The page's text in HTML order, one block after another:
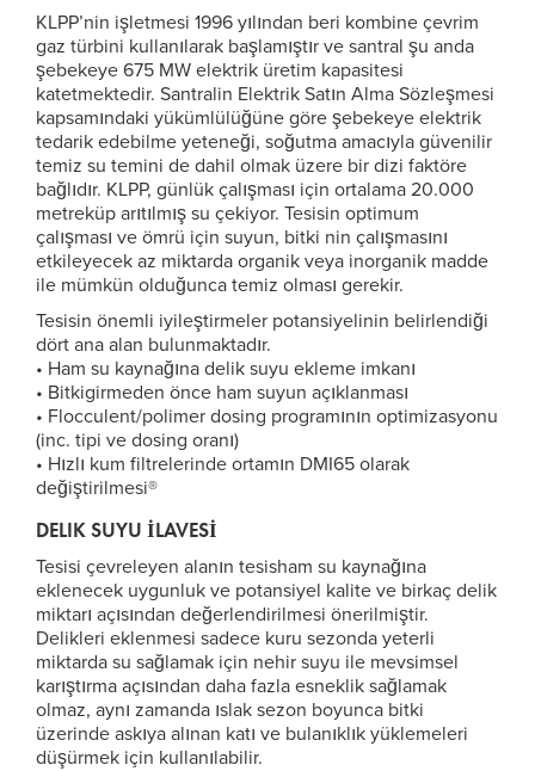
KLPP’nin işletmesi 1996 yılından beri kombine çevrim
gaz türbini kullanılarak başlamıştır ve santral şu anda
şebekeye 675 MW elektrik üretim kapasitesi
katetmektedir. Santralin Elektrik Satın Alma Sözleşmesi
kapsamındaki yükümlülüğüne göre şebekeye elektrik
tedarik edebilme yeteneği, soğutma amacıyla güvenilir
temiz su temini de dahil olmak üzere bir dizi faktöre
bağlıdır. KLPP, günlük çalışması için ortalama 20.000
metreküp arıtılmış su çekiyor. Tesisin optimum
çalışması ve ömrü için suyun, bitki nin çalışmasını
etkileyecek az miktarda organik veya inorganik madde
ile mümkün olduğunca temiz olması gerekir.
Tesisin önemli iyileştirmeler potansiyelinin belirlendiği
dört ana alan bulunmaktadır.
• Ham su kaynağına delik suyu ekleme imkanı
• Bitkigirmeden önce ham suyun açıklanması
• Flocculent/polimer dosing programının optimizasyonu
(inc. tipi ve dosing oranı)
• Hızlı kum filtrelerinde ortamın DMI65 olarak
değiştirilmesi®
DELIK SUYU İLAVESİ
Tesisi çevreleyen alanın tesisham su kaynağına
eklenecek uygunluk ve potansiyel kalite ve birkaç delik
miktarı açısından değerlendirilmesi önerilmiştir.
Delikleri eklenmesi sadece kuru sezonda yeterli
miktarda su sağlamak için nehir suyu ile mevsimsel
karıştırma açısından daha fazla esneklik sağlamak
olmaz, aynı zamanda ıslak sezon boyunca bitki
üzerinde askıya alınan katı ve bulanıklık yüklemeleri
düşürmek için kullanılabilir.